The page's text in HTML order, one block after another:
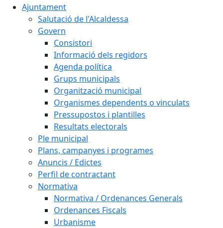
Ajuntament
Salutació de l'Alcaldessa
Govern
Consistori
Informació dels regidors
Agenda política
Grups municipals
Organització municipal
Organismes dependents o vinculats
Pressupostos i plantilles
Resultats electorals
Ple municipal
Plans, campanyes i programes
Anuncis / Edictes
Perfil de contractant
Normativa
Normativa / Ordenances Generals
Ordenances Fiscals
Urbanisme